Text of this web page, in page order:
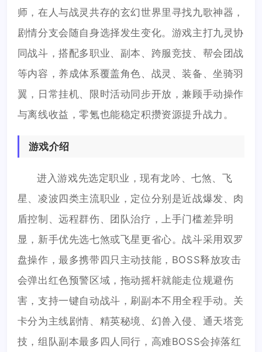
师，在人与战灵共存的玄幻世界里寻找九歌神器，
剧情分支会随自身选择发生变化。游戏主打九灵协
同战斗，搭配多职业、副本、跨服竞技、帮会团战
等内容，养成体系覆盖角色、战灵、装备、坐骑羽
翼，日常挂机、限时活动同步开放，兼顾手动操作
与离线收益，零氪也能稳定积攒资源提升战力。
游戏介绍
进入游戏先选定职业，现有龙吟、七煞、飞
星、凌波四类主流职业，定位分别是近战爆发、肉
盾控制、远程群伤、团队治疗，上手门槛差异明
显，新手优先选七煞或飞星更省心。战斗采用双罗
盘操作，最多携带四只主动技能，BOSS释放攻击
会弹出红色预警区域，拖动摇杆就能走位规避伤
害，支持一键自动战斗，刷副本不用全程手动。关
卡分为主线剧情、精英秘境、幻兽入侵、通天塔竞
技，组队副本最多四人同行，高难BOSS会掉落红